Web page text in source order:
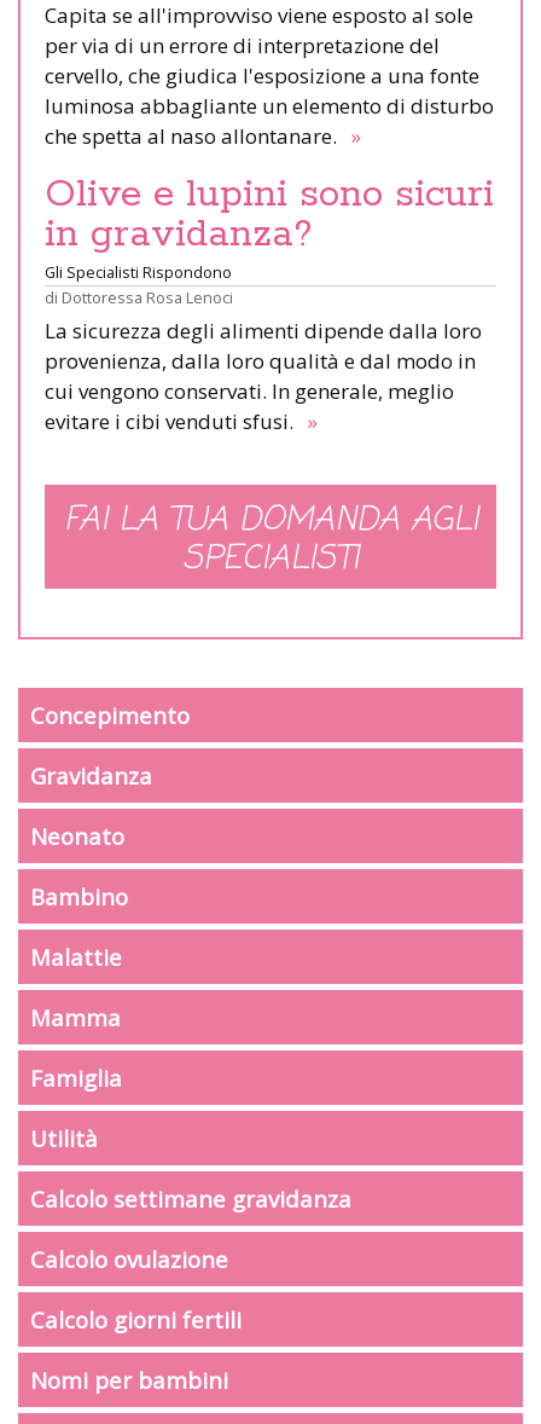
Capita se all'improvviso viene esposto al sole
per via di un errore di interpretazione del
cervello, che giudica l'esposizione a una fonte
luminosa abbagliante un elemento di disturbo
che spetta al naso allontanare. »
Olive e lupini sono sicuri
in gravidanza?
Gli Specialisti Rispondono
di Dottoressa Rosa Lenoci
La sicurezza degli alimenti dipende dalla loro
provenienza, dalla loro qualità e dal modo in
cui vengono conservati. In generale, meglio
evitare i cibi venduti sfusi. »
FAI LA TUA DOMANDA AGLI
SPECIALISTI
Concepimento
Gravidanza
Neonato
Bambino
Malattie
Mamma
Famiglia
Utilità
Calcolo settimane gravidanza
Calcolo ovulazione
Calcolo giorni fertili
Nomi per bambini